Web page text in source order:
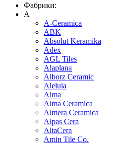
Фабрики:
A
A-Ceramica
ABK
Absolut Keramika
Adex
AGL Tiles
Alaplana
Alborz Ceramic
Aleluia
Alma
Alma Ceramica
Almera Ceramica
Alpas Cera
AltaCera
Amin Tile Co.